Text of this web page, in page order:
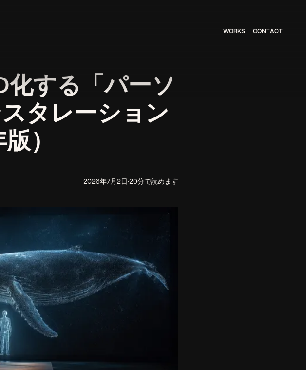
WORKS CONTACT
化する「パーソ
タレーション
）
2026年7月2日 ·20分で読めます